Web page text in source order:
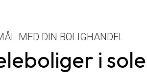
MED DIN BOLIGHANDEL
i